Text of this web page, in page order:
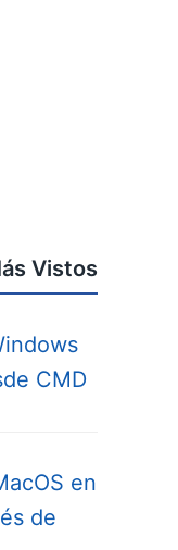
Vistos
CMD
en
de